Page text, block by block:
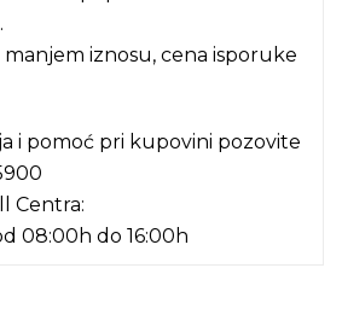
iznosu, cena isporuke
i pomoć pri kupovini pozovite
Centra:
08:00h do 16:00h